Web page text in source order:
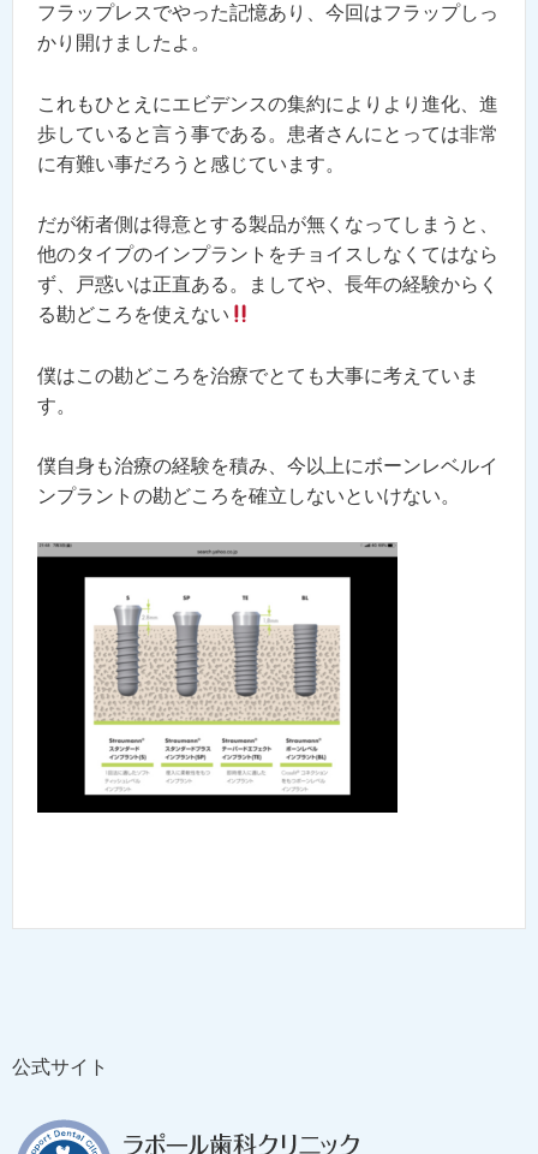
フラップレスでやった記憶あり、今回はフラップしっ
かり開けましたよ。
これもひとえにエビデンスの集約によりより進化、進
歩していると言う事である。患者さんにとっては非常
に有難い事だろうと感じています。
だが術者側は得意とする製品が無くなってしまうと、
他のタイプのインプラントをチョイスしなくてはなら
ず、戸惑いは正直ある。ましてや、長年の経験からく
る勘どころを使えない
僕はこの勘どころを治療でとても大事に考えていま
す。
僕自身も治療の経験を積み、今以上にボーンレベルイ
ンプラントの勘どころを確立しないといけない。
公式サイト